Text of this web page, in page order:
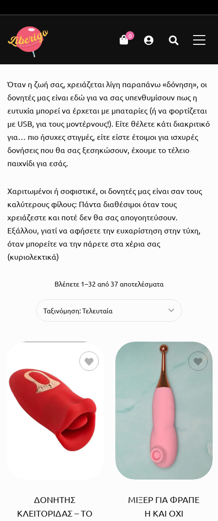
0
Όταν η ζωή σας, χρειάζεται λίγη παραπάνω «δόνηση», οι
δονητές μας είναι εδώ για να σας υπενθυμίσουν πως η
ευτυχία μπορεί να έρχεται με μπαταρίες (ή να φορτίζεται
με USB, για τους μοντέρνους!). Είτε θέλετε κάτι διακριτικό
για… πιο ήσυχες στιγμές, είτε είστε έτοιμοι για ισχυρές
δονήσεις που θα σας ξεσηκώσουν, έχουμε το τέλειο
παιχνίδι για εσάς.
Χαριτωμένοι ή σοφιστικέ, οι δονητές μας είναι σαν τους
καλύτερους φίλους: Πάντα διαθέσιμοι όταν τους
χρειάζεστε και ποτέ δεν θα σας απογοητεύσουν.
Εξάλλου, γιατί να αφήσετε την ευχαρίστηση στην τύχη,
όταν μπορείτε να την πάρετε στα χέρια σας
(κυριολεκτικά)
Βλέπετε 1–32 από 37 αποτελέσματα
ΠΡΟΣΘΗΚΗ
ΔΟΝΗΤΗΣ
ΚΛΕΙΤΟΡΙΔΑΣ – ΤΟ
ΜΙΞΕΡ ΓΙΑ ΦΡΑΠΕ
Η ΚΑΙ ΟΧΙ